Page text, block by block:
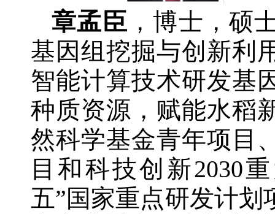
章孟臣 ，博士，硕
基因组挖掘与创新利
智能计算技术研发基
种质资源，赋能水稻
然科学基金青年项目
目和科技创新2030
五”国家重点研发计